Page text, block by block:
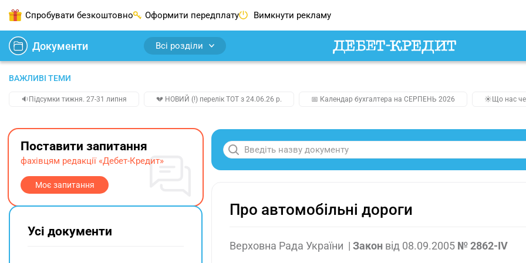
Спробувати безкоштовно Оформити передплату Вимкнути рекламу
Документи Всі розділи
ВАЖЛИВІ ТЕМИ
🔉Підсумки тижня. 27-31 липня 💔 НОВИЙ (!) перелік ТОТ з 24.06.26 р. 📅 Календар бухгалтера на СЕРПЕНЬ 2026 ☀️Що нас
Про автомобільні дороги
Верховна Рада України | Закон від 08.09.2005 № 2862-IV
Поставити запитання
фахівцям редакції «Дебет-Кредит»
Моє запитання
Усі документи